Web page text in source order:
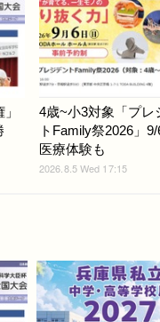
4歳~小3対象「プレ
トFamily祭2026」
医療体験も
2026.8.5 Wed 17:15